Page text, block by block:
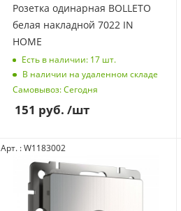
Розетка одинарная BOLLETO
белая накладной 7022 IN
HOME
Есть в наличии: 17шт.
В наличии на удаленном складе
Самовывоз: Сегодня
151 руб. /шт
Арт. : W1183002